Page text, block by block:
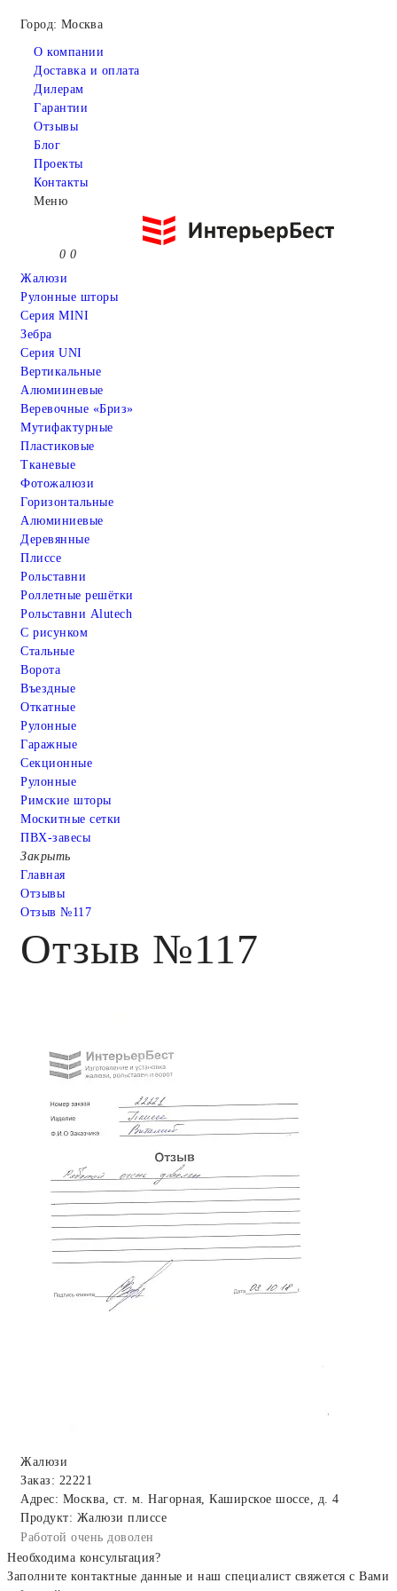
Город: Москва
О компании
Доставка и оплата
Дилерам
Гарантии
Отзывы
Блог
Проекты
Контакты
Меню
0 0
Жалюзи
Рулонные шторы
Серия MINI
Зебра
Серия UNI
Вертикальные
Алюмииневые
Веревочные «Бриз»
Мутифактурные
Пластиковые
Тканевые
Фотожалюзи
Горизонтальные
Алюминиевые
Деревянные
Плиссе
Рольставни
Роллетные решётки
Рольставни Alutech
С рисунком
Стальные
Ворота
Въездные
Откатные
Рулонные
Гаражные
Cекционные
Рулонные
Римские шторы
Москитные сетки
ПВХ-завесы
Закрыть
Главная
Отзывы
Отзыв №117
Отзыв №117
Жалюзи
Заказ: 22221
Адрес: Москва, ст. м. Нагорная, Каширское шоссе, д. 4
Продукт: Жалюзи плиссе
Работой очень доволен
Необходима консультация?
Заполните контактные данные и наш специалист свяжется с Вами